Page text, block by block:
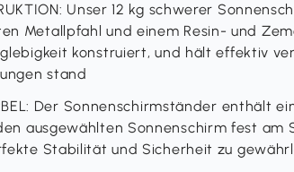
Unser 12 kg schwerer
Metallpfahl und einem Resin- und
konstruiert, und hält effektiv
stand
Der Sonnenschirmständer enthält
ausgewählten Sonnenschirm fest am
Stabilität und Sicherheit zu